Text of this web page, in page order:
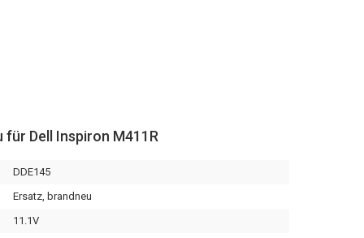
für Dell Inspiron M411R
DDE145
Ersatz, brandneu
11.1V